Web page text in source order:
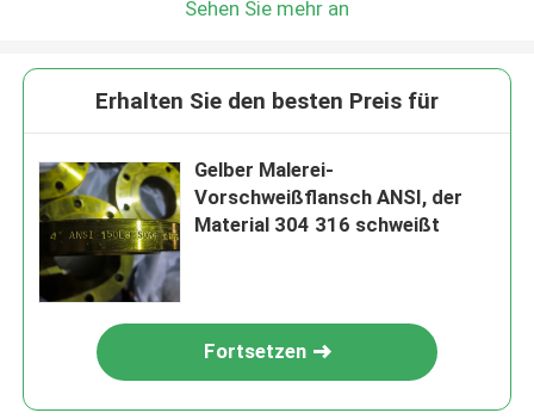
Sehen Sie mehr an
Erhalten Sie den besten Preis für
Gelber Malerei-
Vorschweißflansch ANSI, der
Material 304 316 schweißt
Fortsetzen